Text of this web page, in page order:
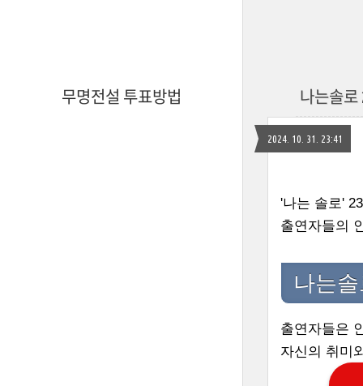
무명전설 투표방법 나는솔로
2024. 10. 31. 23:41
'나는 솔로'
출연자들의
나는
출연자들은
자신의 취미